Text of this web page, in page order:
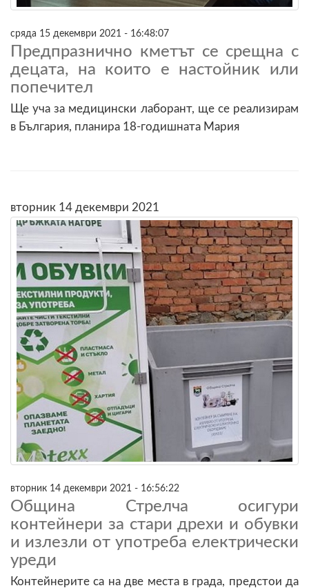
сряда 15 декември 2021 - 16:48:07
Предпразнично кметът се срещна с
децата, на които е настойник или
попечител
Ще уча за медицински лаборант, ще се реализирам
в България, планира 18-годишната Мария
вторник 14 декември 2021
вторник 14 декември 2021 - 16:56:22
Община Стрелча осигури
контейнери за стари дрехи и обувки
и излезли от употреба електрически
уреди
Контейнерите са на две места в града, предстои да